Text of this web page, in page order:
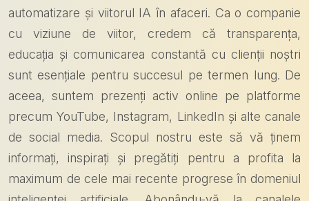
automatizare și viitorul IA în afaceri. Ca o companie
cu viziune de viitor, credem că transparența,
educația și comunicarea constantă cu clienții noștri
sunt esențiale pentru succesul pe termen lung. De
aceea, suntem prezenți activ online pe platforme
precum YouTube, Instagram, LinkedIn și alte canale
de social media. Scopul nostru este să vă ținem
informați, inspirați și pregătiți pentru a profita la
maximum de cele mai recente progrese în domeniul